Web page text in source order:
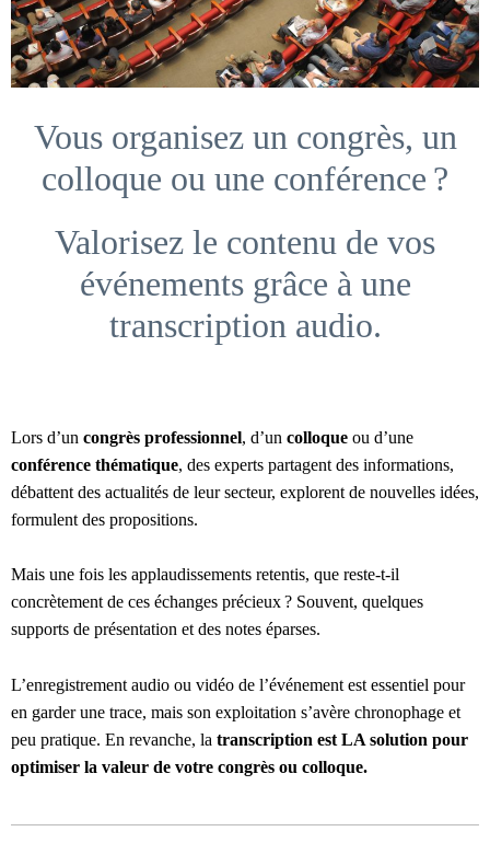
Vous organisez un congrès, un
colloque ou une conférence ?
Valorisez le contenu de vos
événements grâce à une
transcription audio.
Lors d’un congrès professionnel, d’un colloque ou d’une
conférence thématique, des experts partagent des informations,
débattent des actualités de leur secteur, explorent de nouvelles idées,
formulent des propositions.
Mais une fois les applaudissements retentis, que reste-t-il
concrètement de ces échanges précieux ? Souvent, quelques
supports de présentation et des notes éparses.
L’enregistrement audio ou vidéo de l’événement est essentiel pour
en garder une trace, mais son exploitation s’avère chronophage et
peu pratique. En revanche, la transcription est LA solution pour
optimiser la valeur de votre congrès ou colloque.